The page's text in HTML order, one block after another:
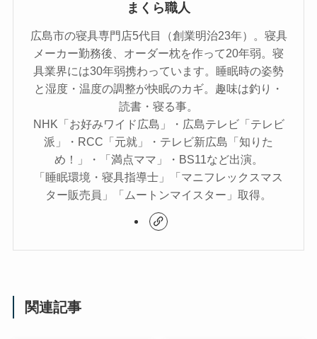
まくら職人
広島市の寝具専門店5代目（創業明治23年）。寝具
メーカー勤務後、オーダー枕を作って20年弱。寝
具業界には30年弱携わっています。睡眠時の姿勢
と湿度・温度の調整が快眠のカギ。趣味は釣り・
読書・寝る事。
NHK「お好みワイド広島」・広島テレビ「テレビ
派」・RCC「元就」・テレビ新広島「知りた
め！」・「満点ママ」・BS11など出演。
「睡眠環境・寝具指導士」「マニフレックスマス
ター販売員」「ムートンマイスター」取得。
関連記事